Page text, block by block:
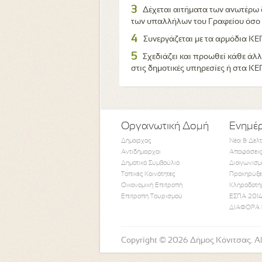
3
Δέχεται αιτήματα των ανωτέρω
των υπαλλήλων του Γραφείου όσο
4 Συνεργάζεται με τα αρμόδια
5
Σχεδιάζει και προωθεί κάθε
στις δημοτικές υπηρεσίες ή στα
Οργανωτική Δομή
Δήμαρχος
Αντιδήμαρχοι
Δημοτικό Συμβούλιο
Τοπικές Κοινότητες
Οικονομική Επιτροπή
Επιτροπή Τουρισμού
Νέα &
ΕΣΠΑ
ΔΙΑΦΟΡΑ
Copyright © 2026 Δήμος Κόνιτσας.